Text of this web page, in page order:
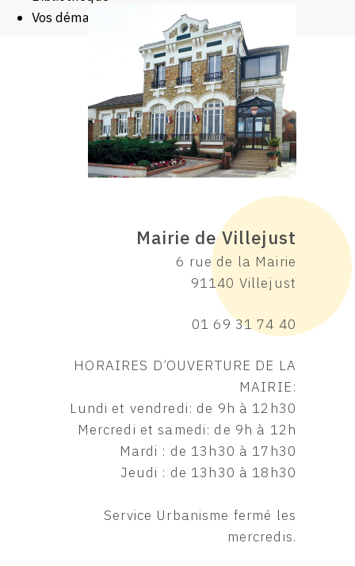
Vos démarches
Mairie de Villejust
6 rue de la Mairie
91140 Villejust
01 69 31 74 40
HORAIRES D’OUVERTURE DE LA
MAIRIE:
Lundi et vendredi: de 9h à 12h30
Mercredi et samedi: de 9h à 12h
Mardi : de 13h30 à 17h30
Jeudi : de 13h30 à 18h30
Service Urbanisme fermé les
mercredis.